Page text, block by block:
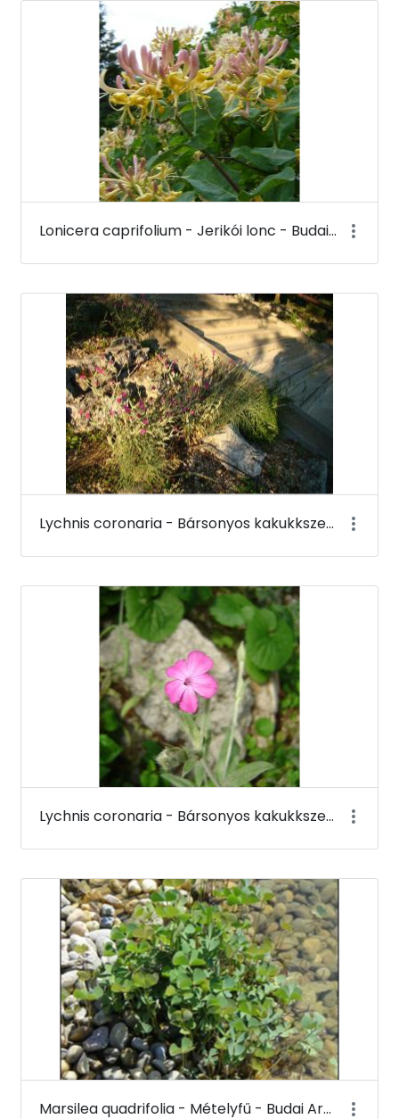
Lonicera caprifolium - Jerikói lonc - Budai Arborétum
Lychnis coronaria - Bársonyos kakukkszegfű - Budai Arborétum
Lychnis coronaria - Bársonyos kakukkszegfű (virága) - Budai Arborétum
Marsilea quadrifolia - Mételyfű - Budai Arborétum